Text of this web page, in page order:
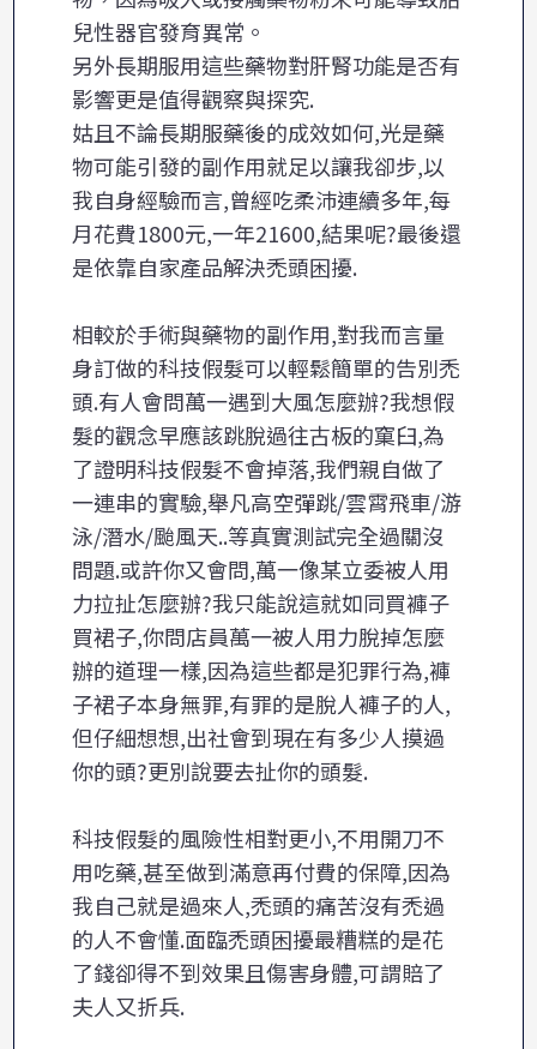
兒性器官發育異常。
另外長期服用這些藥物對肝腎功能是否有
影響更是值得觀察與探究.
姑且不論長期服藥後的成效如何,光是藥
物可能引發的副作用就足以讓我卻步,以
我自身經驗而言,曾經吃柔沛連續多年,每
月花費1800元,一年21600,結果呢?最後還
是依靠自家產品解決禿頭困擾.
相較於手術與藥物的副作用,對我而言量
身訂做的科技假髮可以輕鬆簡單的告別禿
頭.有人會問萬一遇到大風怎麼辦?我想假
髮的觀念早應該跳脫過往古板的窠臼,為
了證明科技假髮不會掉落,我們親自做了
一連串的實驗,舉凡高空彈跳/雲霄飛車/游
泳/潛水/颱風天..等真實測試完全過關沒
問題.或許你又會問,萬一像某立委被人用
力拉扯怎麼辦?我只能說這就如同買褲子
買裙子,你問店員萬一被人用力脫掉怎麼
辦的道理一樣,因為這些都是犯罪行為,褲
子裙子本身無罪,有罪的是脫人褲子的人,
但仔細想想,出社會到現在有多少人摸過
你的頭?更別說要去扯你的頭髮.
科技假髮的風險性相對更小,不用開刀不
用吃藥,甚至做到滿意再付費的保障,因為
我自己就是過來人,禿頭的痛苦沒有禿過
的人不會懂.面臨禿頭困擾最糟糕的是花
了錢卻得不到效果且傷害身體,可謂賠了
夫人又折兵.